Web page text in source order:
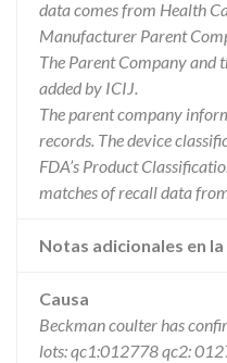
data comes from Health
Manufacturer Parent
The Parent Company and
added by ICIJ.
The parent company
records. The device
FDA’s Product
matches of recall data
Notas adicionales en
Causa
Beckman coulter has
lots: qc1:012778 qc2: